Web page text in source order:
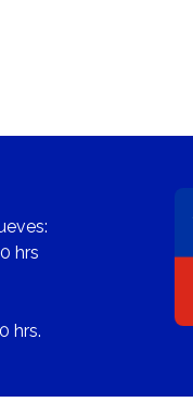
hrs
hrs.